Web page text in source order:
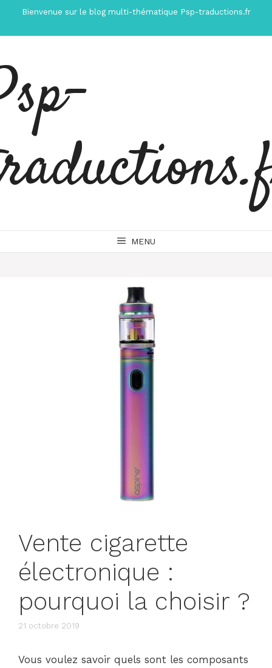
contenu
Bienvenue sur le blog multi-thématique Psp-traductions.fr
MENU
Vente cigarette
électronique :
pourquoi la choisir ?
21 octobre 2019
Vous voulez savoir quels sont les composants